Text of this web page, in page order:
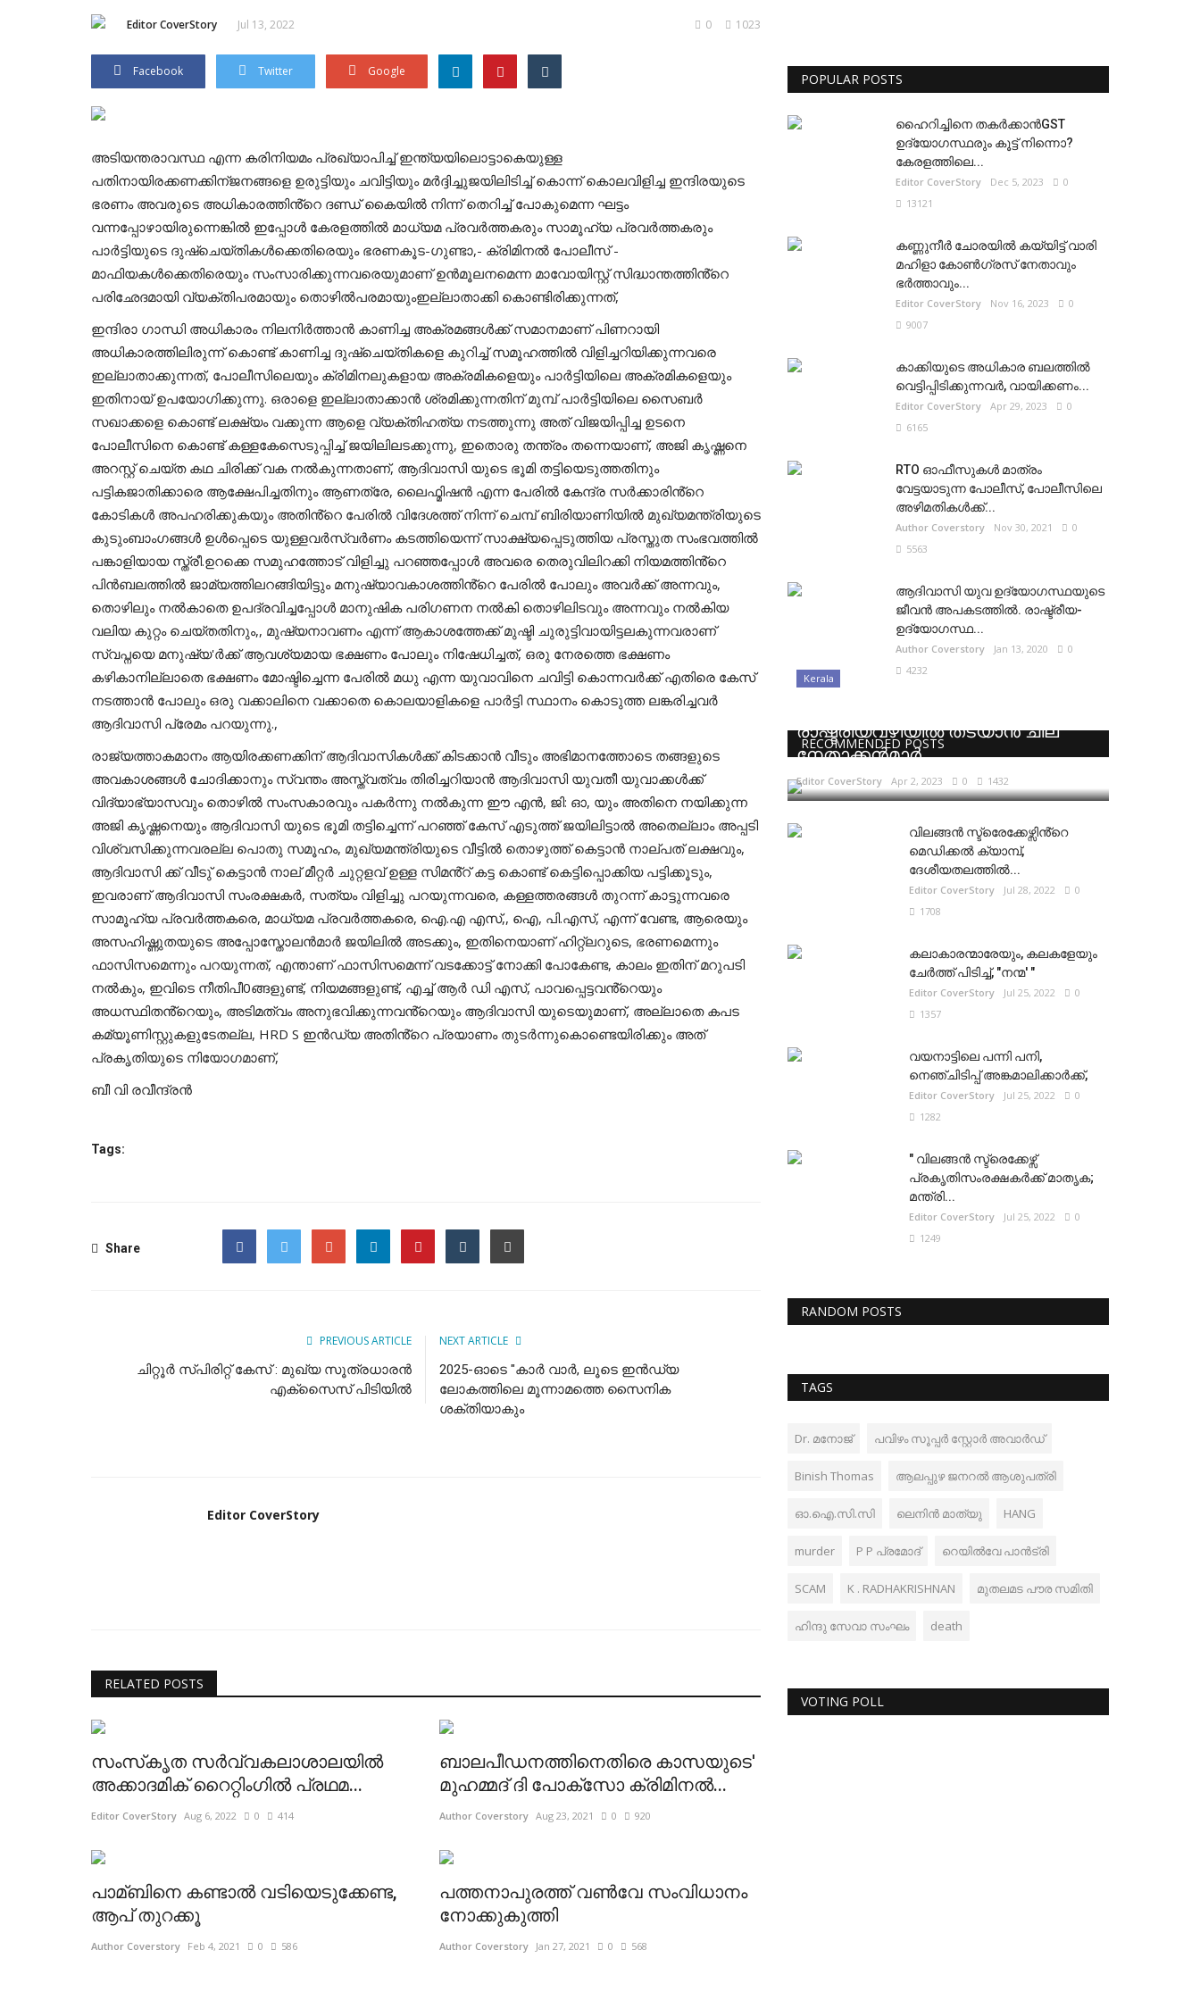
Editor CoverStory Jul 13, 2022 1023
0
Facebook Twitter Google
അടിയന്തരാവസ്ഥ എന്ന കരിനിയമം പ്രഖ്യാപിച്ച് ഇന്ത്യയിലൊട്ടാകെയുള്ള
പതിനായിരക്കണക്കിന്ജനങ്ങളെ ഉരുട്ടിയും ചവിട്ടിയും മർദ്ദിച്ചുജയിലിടിച്ച് കൊന്ന് കൊലവിളിച്ച ഇന്ദിരയുടെ
ഭരണം അവരുടെ അധികാരത്തിൻ്റെ ദണ്ഡ് കൈയിൽ നിന്ന് തെറിച്ച് പോകുമെന്ന ഘട്ടം
വന്നപ്പോഴായിരുന്നെങ്കിൽ ഇപ്പോൾ കേരളത്തിൽ മാധ്യമ പ്രവർത്തകരും സാമൂഹ്യ പ്രവർത്തകരും
പാർട്ടിയുടെ ദുഷ്ചെയ്തികൾക്കെതിരെയും ഭരണകൂട-ഗുണ്ടാ,- ക്രിമിനൽ പോലീസ് -
മാഫിയകൾക്കെതിരെയും സംസാരിക്കുന്നവരെയുമാണ് ഉൻമൂലനമെന്ന മാവോയിസ്റ്റ് സിദ്ധാന്തത്തിൻ്റെ
പരിഛേദമായി വ്യക്തിപരമായും തൊഴിൽപരമായുംഇല്ലാതാക്കി കൊണ്ടിരിക്കുന്നത്,
ഇന്ദിരാ ഗാന്ധി അധികാരം നിലനിർത്താൻ കാണിച്ച അക്രമങ്ങൾക്ക് സമാനമാണ് പിണറായി
അധികാരത്തിലിരുന്ന് കൊണ്ട് കാണിച്ച ദുഷ്ചെയ്തികളെ കുറിച്ച് സമൂഹത്തിൽ വിളിച്ചറിയിക്കുന്നവരെ
ഇല്ലാതാക്കുന്നത്, പോലീസിലെയും ക്രിമിനലുകളായ അക്രമികളെയും പാർട്ടിയിലെ അക്രമികളെയും
ഇതിനായ് ഉപയോഗിക്കുന്നു. ഒരാളെ ഇല്ലാതാക്കാൻ ശ്രമിക്കുന്നതിന് മുമ്പ് പാർട്ടിയിലെ സൈബർ
സഖാക്കളെ കൊണ്ട് ലക്ഷ്യം വക്കുന്ന ആളെ വ്യക്തിഹത്യ നടത്തുന്നു അത് വിജയിപ്പിച്ച ഉടനെ
പോലീസിനെ കൊണ്ട് കള്ളകേസെടുപ്പിച്ച് ജയിലിലടക്കുന്നു, ഇതൊരു തന്ത്രം തന്നെയാണ്, അജി കൃഷ്ണനെ
അറസ്റ്റ് ചെയ്ത കഥ ചിരിക്ക് വക നൽകുന്നതാണ്, ആദിവാസി യുടെ ഭൂമി തട്ടിയെടുത്തതിനും
പട്ടികജാതിക്കാരെ ആക്ഷേപിച്ചതിനും ആണത്രേ, ലൈഫ്മിഷൻ എന്ന പേരിൽ കേന്ദ്ര സർക്കാരിൻ്റെ
കോടികൾ അപഹരിക്കുകയും അതിൻ്റെ പേരിൽ വിദേശത്ത് നിന്ന് ചെമ്പ് ബിരിയാണിയിൽ മുഖ്യമന്ത്രിയുടെ
കുടുംബാംഗങ്ങൾ ഉൾപ്പെടെ യുള്ളവർസ്വർണം കടത്തിയെന്ന് സാക്ഷ്യപ്പെടുത്തിയ പ്രസ്തുത സംഭവത്തിൽ
പങ്കാളിയായ സ്ത്രീ.ഉറക്കെ സമുഹത്തോട് വിളിച്ചു പറഞ്ഞപ്പോൾ അവരെ തെരുവിലിറക്കി നിയമത്തിൻ്റെ
പിൻബലത്തിൽ ജാമ്യത്തിലറങ്ങിയിട്ടും മനുഷ്യാവകാശത്തിൻ്റെ പേരിൽ പോലും അവർക്ക് അന്നവും,
തൊഴിലും നൽകാതെ ഉപദ്രവിച്ചപ്പോൾ മാനുഷിക പരിഗണന നൽകി തൊഴിലിടവും അന്നവും നൽകിയ
വലിയ കുറ്റം ചെയ്തതിനും,, മുഷ്യനാവണം എന്ന് ആകാശത്തേക്ക് മുഷ്ടി ചുരുട്ടിവായിട്ടലകുന്നവരാണ്
സ്വപ്നയെ മനുഷ്യ'ർക്ക് ആവശ്യമായ ഭക്ഷണം പോലും നിഷേധിച്ചത്, ഒരു നേരത്തെ ഭക്ഷണം
കഴികാനില്ലാതെ ഭക്ഷണം മോഷ്ടിച്ചെന്ന പേരിൽ മധു എന്ന യുവാവിനെ ചവിട്ടി കൊന്നവർക്ക് എതിരെ കേസ്
നടത്താൻ പോലും ഒരു വക്കാലിനെ വക്കാതെ കൊലയാളികളെ പാർട്ടി സ്ഥാനം കൊടുത്ത ലങ്കരിച്ചവർ
ആദിവാസി പ്രേമം പറയുന്നു.,
രാജ്യത്താകമാനം ആയിരക്കണക്കിന് ആദിവാസികൾക്ക് കിടക്കാൻ വീടും അഭിമാനത്തോടെ തങ്ങളുടെ
അവകാശങ്ങൾ ചോദിക്കാനും സ്വന്തം അസ്ത്വത്വം തിരിച്ചറിയാൻ ആദിവാസി യുവതീ യുവാക്കൾക്ക്
വിദ്യാഭ്യാസവും തൊഴിൽ സംസകാരവും പകർന്നു നൽകുന്ന ഈ എൻ, ജി: ഓ, യും അതിനെ നയിക്കുന്ന
അജി കൃഷ്ണനെയും ആദിവാസി യുടെ ഭൂമി തട്ടിച്ചെന്ന് പറഞ്ഞ് കേസ് എടുത്ത് ജയിലിട്ടാൽ അതെല്ലാം അപ്പടി
വിശ്വസിക്കുന്നവരല്ല പൊതു സമൂഹം, മുഖ്യമന്ത്രിയുടെ വീട്ടിൽ തൊഴുത്ത് കെട്ടാൻ നാല്പത് ലക്ഷവും,
ആദിവാസി ക്ക് വീടു് കെട്ടാൻ നാല് മീറ്റർ ചുറ്റളവ് ഉള്ള സിമൻ്റ് കട്ട കൊണ്ട് കെട്ടിപ്പൊക്കിയ പട്ടിക്കൂടും,
ഇവരാണ് ആദിവാസി സംരക്ഷകർ, സത്യം വിളിച്ചു പറയുന്നവരെ, കള്ളത്തരങ്ങൾ തുറന്ന് കാട്ടുന്നവരെ
സാമൂഹ്യ പ്രവർത്തകരെ, മാധ്യമ പ്രവർത്തകരെ, ഐ.എ എസ്,, ഐ, പി.എസ്, എന്ന് വേണ്ട, ആരെയും
അസഹിഷ്ണുതയുടെ അപ്പോസ്തോലൻമാർ ജയിലിൽ അടക്കും, ഇതിനെയാണ് ഹിറ്റ്ലറുടെ, ഭരണമെന്നും
ഫാസിസമെന്നും പറയുന്നത്, എന്താണ് ഫാസിസമെന്ന് വടക്കോട്ട് നോക്കി പോകേണ്ട, കാലം ഇതിന് മറുപടി
നൽകും, ഇവിടെ നീതിപീ0ങ്ങളുണ്ട്, നിയമങ്ങളുണ്ട്, എച്ച് ആർ ഡി എസ്, പാവപ്പെട്ടവൻ്റെയും
അധസ്ഥിതൻ്റെയും, അടിമത്വം അനുഭവിക്കുന്നവൻ്റെയും ആദിവാസി യുടെയുമാണ്, അല്ലാതെ കപട
കമ്യൂണിസ്റ്റുകളുടേതല്ല, HRD S ഇൻഡ്യ അതിൻ്റെ പ്രയാണം തുടർന്നുകൊണ്ടെയിരിക്കും അത്
പ്രകൃതിയുടെ നിയോഗമാണ്,
ബീ വി രവീന്ദ്രൻ
Tags:
Share
PREVIOUS ARTICLE
ചിറ്റൂര്‍ സ്പിരിറ്റ് കേസ് : മുഖ്യ സൂത്രധാരന്‍
എക്സെെസ് പിടിയില്‍
NEXT ARTICLE
2025-ഓടെ "കാർ വാർ, ലൂടെ ഇൻഡ്യ
ലോകത്തിലെ മൂന്നാമത്തെ സൈനിക
ശക്തിയാകും
Editor CoverStory
RELATED POSTS
സംസ്‌കൃത സര്‍വ്വകലാശാലയില്‍
അക്കാദമിക് റൈറ്റിംഗില്‍ പ്രഥമ...
Editor CoverStory Aug 6, 2022 0 414
ബാലപീഡനത്തിനെതിരെ കാസയുടെ'
മുഹമ്മദ് ദി പോക്സോ ക്രിമിനൽ...
Author Coverstory Aug 23, 2021 0 920
പാമ്ബിനെ കണ്ടാല്‍ വടിയെടുക്കേണ്ട,
ആപ്​ തുറക്കൂ
Author Coverstory Feb 4, 2021 0 586
പത്തനാപുരത്ത് വണ്‍വേ സംവിധാനം
നോക്കുകുത്തി
Author Coverstory Jan 27, 2021 0 568
POPULAR POSTS
ഹൈറിച്ചിനെ തകർക്കാൻGST
ഉദ്യോഗസ്ഥരും കൂട്ട് നിന്നൊ?
കേരളത്തിലെ...
Editor CoverStory Dec 5, 2023
0
13121
കണ്ണുനീർ ചോരയിൽ കയ്യിട്ട് വാരി
മഹിളാ കോൺഗ്രസ് നേതാവും
ഭർത്താവും...
Editor CoverStory Nov 16, 2023
0
9007
കാക്കിയുടെ അധികാര ബലത്തിൽ
വെട്ടിപ്പിടിക്കുന്നവർ, വായിക്കണം...
Editor CoverStory Apr 29, 2023
0
6165
RTO ഓഫീസുകൾ മാത്രം
വേട്ടയാടുന്ന പോലീസ്, പോലീസിലെ
അഴിമതികൾക്ക്...
Author Coverstory Nov 30, 2021
0
5563
ആദിവാസി യുവ ഉദ്യോഗസ്ഥയുടെ
ജീവൻ അപകടത്തിൽ. രാഷ്ട്രീയ-
ഉദ്യോഗസ്ഥ...
Author Coverstory Jan 13, 2020
0
4232
RECOMMENDED POSTS
Kerala
രാഷ്ട്രീയവഴിയിൽ തടയാൻ ചില
നേതാക്കൻമാർ
Editor CoverStory Apr 2, 2023 0 1432
വിലങ്ങൻ സ്ട്രെേക്കേഴ്സിൻ്റെ
മെഡിക്കൽ ക്യാമ്പ്,
ദേശീയതലത്തിൽ...
Editor CoverStory Jul 28, 2022
0
1708
കലാകാരന്മാരേയും, കലകളേയും
ചേർത്ത് പിടിച്ച്, "നന്മ' "
Editor CoverStory Jul 25, 2022
0
1357
വയനാട്ടിലെ പന്നി പനി,
നെഞ്ചിടിപ്പ് അങ്കമാലിക്കാർക്ക്,
Editor CoverStory Jul 25, 2022
0
1282
" വിലങ്ങൻ സ്ട്രെക്കേഴ്സ്
പ്രകൃതിസംരക്ഷകർക്ക് മാതൃക;
മന്ത്രി...
Editor CoverStory Jul 25, 2022
0
1249
RANDOM POSTS
TAGS
Dr. മനോജ് പവിഴം സൂപ്പർ സ്റ്റോർ അവാർഡ്
Binish Thomas ആലപ്പുഴ ജനറൽ ആശുപത്രി
ഓ.ഐ.സി.സി ലെനിൻ മാത്യു HANG
murder P P പ്രമോദ് റെയിൽവേ പാൻട്രി
SCAM K . RADHAKRISHNAN മുതലമട പൗര സമിതി
ഹിന്ദു സേവാ സംഘം death
VOTING POLL